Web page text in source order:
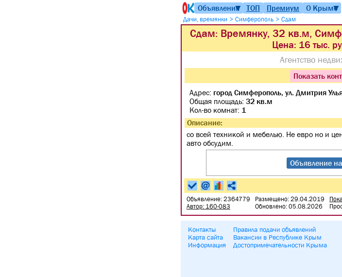
Объявления
▼ ТОП Премиум О Крыме
▼
Дачи, времянки > Симферополь > Сдам
Сдам: Времянку, 32 кв.м,
Цена: 16 тыс.
Агентство
Показать
Адрес: город Симферополь, ул. Дмитрия
Общая площадь: 32 кв.м
Кол-во комнат: 1
Описание:
со всей техникой и мебелью. Не евро но и
авто обсудим.
Объявление
Объявление: 2364779
Автор: 160-083
Размещено: 29.04.2019
Обновлено: 05.08.2026
Контакты
Карта сайта
Информация
Правила подачи объявлений
Вакансии в Республике Крым
Достопримечательности Крыма